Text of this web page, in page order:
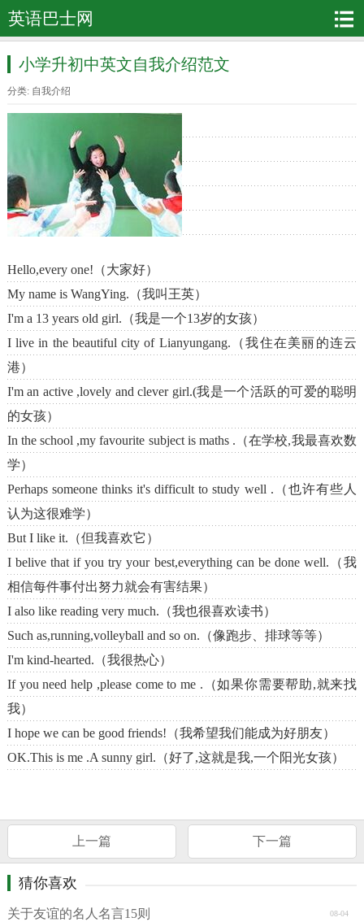
英语巴士网
小学升初中英文自我介绍范文
分类: 自我介绍
Hello,every one!（大家好）
My name is WangYing.（我叫王英）
I'm a 13 years old girl.（我是一个13岁的女孩）
I live in the beautiful city of Lianyungang.（我住在美丽的连云
港）
I'm an active ,lovely and clever girl.(我是一个活跃的可爱的聪明
的女孩）
In the school ,my favourite subject is maths .（在学校,我最喜欢数
学）
Perhaps someone thinks it's difficult to study well .（也许有些人
认为这很难学）
But I like it.（但我喜欢它）
I belive that if you try your best,everything can be done well.（我
相信每件事付出努力就会有害结果）
I also like reading very much.（我也很喜欢读书）
Such as,running,volleyball and so on.（像跑步、排球等等）
I'm kind-hearted.（我很热心）
If you need help ,please come to me .（如果你需要帮助,就来找
我）
I hope we can be good friends!（我希望我们能成为好朋友）
OK.This is me .A sunny girl.（好了,这就是我,一个阳光女孩）
上一篇 下一篇
猜你喜欢
08-04
关于友谊的名人名言15则